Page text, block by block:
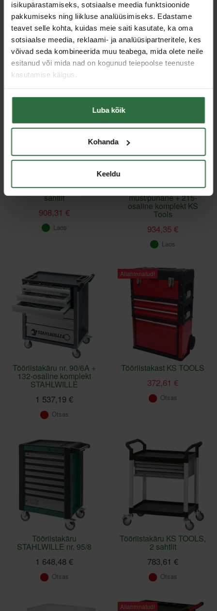
isikupärastamiseks, sotsiaalse meedia funktsioonide
pakkumiseks ning liikluse analüüsimiseks. Edastame
teavet selle kohta, kuidas meie saiti kasutate, ka oma
sotsiaalse meedia, reklaami- ja analüüsipartneritele, kes
võivad seda kombineerida muu teabega, mida olete neile
esitanud või mida nad on kogunud teiepoolse teenuste
kasutamise käigus.
Luba kõik
Kohanda
Keeldu
Tööriistakäru koos
tööriistadega
STAHLWILLE TTS
93/111
1 742,15 €
Laos
Tööriistakäru
STAHLWILLE TTS 93
660,99 €
Laos
KS TOOLS ECOline, 7
sahtlit
908,31 €
Laos
RACINGline
must/punane + 215-
osaline komplekt KS
Tools
934,35 €
Laos
Tööriistakäru nr. 90/6A +
132-osaline komplekt
STAHLWILLE
1 537,19 €
Otsas
Allahinnatud!
Tööriistakast KS TOOLS
372,61 €
Otsas
Tööriistakäru
STAHLWILLE nr. 95/8
1 648,48 €
Otsas
Tööriistakäru KS TOOLS,
2 sahtlit
783,61 €
Otsas
Allahinnatud!